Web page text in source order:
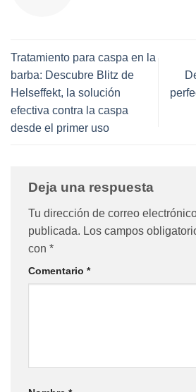
Tratamiento para caspa en la
barba: Descubre Blitz de
Helseffekt, la solución
efectiva contra la caspa
desde el primer uso
Deja una respuesta
Tu dirección de correo
publicada. Los campos
con *
Comentario *